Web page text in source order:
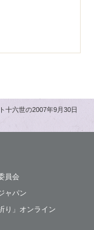
十六世の2007年9月30日
員会
ャパン
り」オンライン